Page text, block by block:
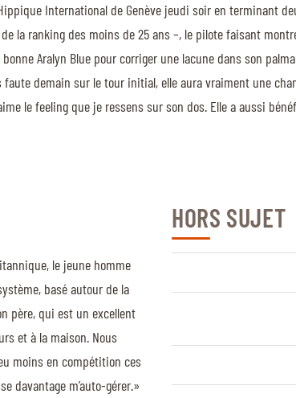
International de Genève jeudi soir en terminant
la ranking des moins de 25 ans –, le pilote faisant
Aralyn Blue pour corriger une lacune dans son
demain sur le tour initial, elle aura vraiment une
le feeling que je ressens sur son dos. Elle a aussi
le jeune homme
basé autour de la
père, qui est un excellent
et à la maison. Nous
moins en compétition ces
davantage m’auto-gérer.»
HORS SUJET